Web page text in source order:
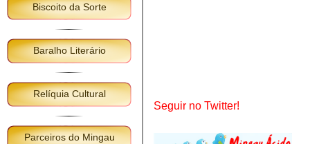
Biscoito da Sorte
Baralho Literário
Relíquia Cultural
Parceiros do Mingau
Seguir no Twitter!